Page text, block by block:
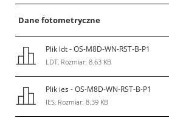
Dane fotometryczne
Plik ldt - OS-M8D-WN-RST-B-P1
LDT, Rozmiar: 8.63 KB
Plik ies - OS-M8D-WN-RST-B-P1
IES, Rozmiar: 8.39 KB